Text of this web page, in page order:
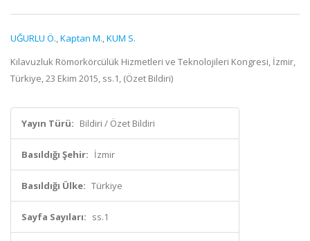
UĞURLU Ö.,Kaptan M.,KUM S.
Kılavuzluk Römorkörcülük Hizmetleri ve Teknolojileri Kongresi, İzmir,
Türkiye, 23 Ekim 2015, ss.1, (Özet Bildiri)
Yayın Türü: Bildiri / Özet Bildiri
Basıldığı Şehir: İzmir
Basıldığı Ülke: Türkiye
Sayfa Sayıları: ss.1